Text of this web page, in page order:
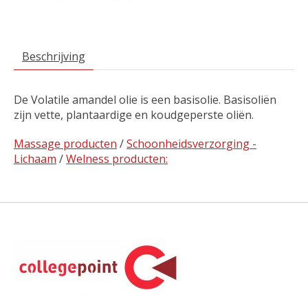
Beschrijving
De Volatile amandel olie is een basisolie. Basisoliën
zijn vette, plantaardige en koudgeperste oliën.
Massage producten /Schoonheidsverzorging -
Lichaam /Welness producten: